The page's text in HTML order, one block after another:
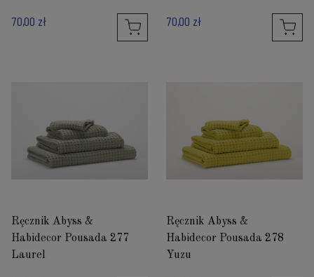
70,00 zł 70,00 zł
Ręcznik Abyss &
Habidecor Pousada 277
Laurel
Ręcznik Abyss &
Habidecor Pousada 278
Yuzu